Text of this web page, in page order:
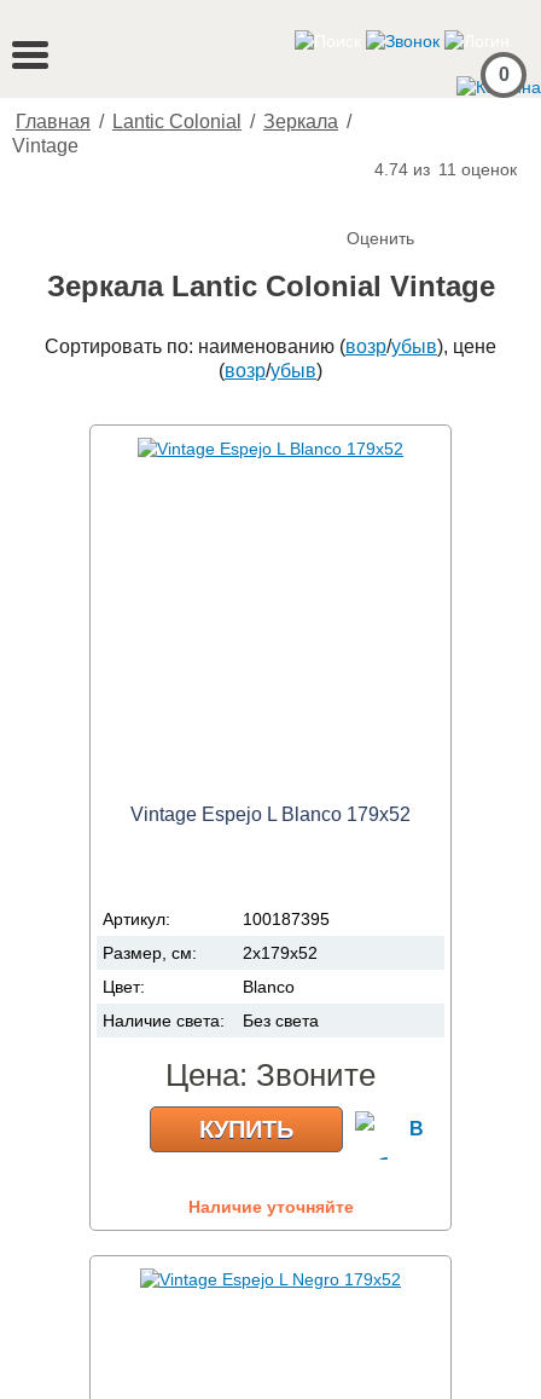
0
Главная / Lantic Colonial / Зеркала /
Vintage
4.74 из 11 оценок
Оценить
Зеркала Lantic Colonial Vintage
Сортировать по: наименованию (возр/убыв), цене
(возр/убыв)
Vintage Espejo L Blanco 179x52
Артикул:
100187395
Размер, см:
2x179x52
Цвет:
Blanco
Наличие света:
Без света
Цена: Звоните
КУПИТЬ
Наличие уточняйте